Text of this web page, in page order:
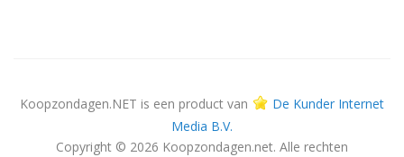
Koopzondagen.NET is een product van
De Kunder Internet
Media B.V.
Copyright © 2026 Koopzondagen.net. Alle rechten